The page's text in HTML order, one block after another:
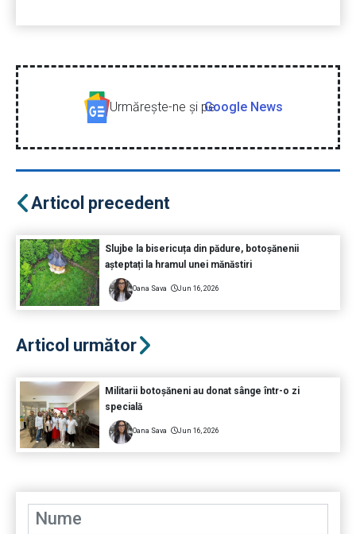
Urmăreşte-ne şi peGoogle News
Articol precedent
Slujbe la bisericuța din pădure, botoșănenii
așteptați la hramul unei mănăstiri
Oana Sava Jun 16, 2026
Articol următor
Militarii botoșăneni au donat sânge într-o zi
specială
Oana Sava Jun 16, 2026